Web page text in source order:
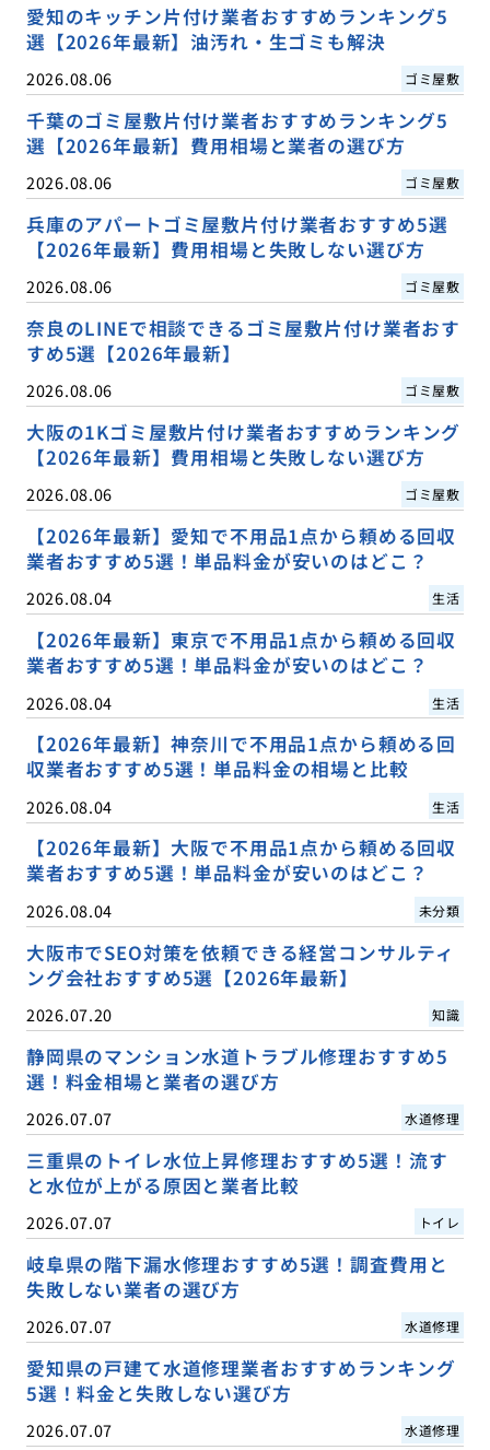
愛知のキッチン片付け業者おすすめランキング5
選【2026年最新】油汚れ・生ゴミも解決
2026.08.06 ゴミ屋敷
千葉のゴミ屋敷片付け業者おすすめランキング5
選【2026年最新】費用相場と業者の選び方
2026.08.06 ゴミ屋敷
兵庫のアパートゴミ屋敷片付け業者おすすめ5選
【2026年最新】費用相場と失敗しない選び方
2026.08.06 ゴミ屋敷
奈良のLINEで相談できるゴミ屋敷片付け業者おす
すめ5選【2026年最新】
2026.08.06 ゴミ屋敷
大阪の1Kゴミ屋敷片付け業者おすすめランキング
【2026年最新】費用相場と失敗しない選び方
2026.08.06 ゴミ屋敷
【2026年最新】愛知で不用品1点から頼める回収
業者おすすめ5選！単品料金が安いのはどこ？
2026.08.04 生活
【2026年最新】東京で不用品1点から頼める回収
業者おすすめ5選！単品料金が安いのはどこ？
2026.08.04 生活
【2026年最新】神奈川で不用品1点から頼める回
収業者おすすめ5選！単品料金の相場と比較
2026.08.04 生活
【2026年最新】大阪で不用品1点から頼める回収
業者おすすめ5選！単品料金が安いのはどこ？
2026.08.04 未分類
大阪市でSEO対策を依頼できる経営コンサルティ
ング会社おすすめ5選【2026年最新】
2026.07.20 知識
静岡県のマンション水道トラブル修理おすすめ5
選！料金相場と業者の選び方
2026.07.07 水道修理
三重県のトイレ水位上昇修理おすすめ5選！流す
と水位が上がる原因と業者比較
2026.07.07 トイレ
岐阜県の階下漏水修理おすすめ5選！調査費用と
失敗しない業者の選び方
2026.07.07 水道修理
愛知県の戸建て水道修理業者おすすめランキング
5選！料金と失敗しない選び方
2026.07.07 水道修理